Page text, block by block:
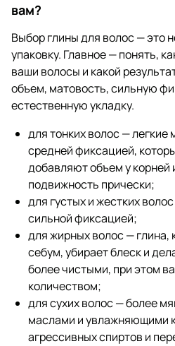
вам?
Выбор глины для волос — это
упаковку. Главное — понять,
ваши волосы и какой
объем, матовость, сильную
естественную укладку.
для тонких волос — легкие
средней фиксацией,
добавляют объем у корней
подвижность прически;
для густых и жестких
сильной фиксацией;
для жирных волос — глина,
себум, убирает блеск и
более чистыми, при этом
количеством;
для сухих волос — более
маслами и увлажняющими
агрессивных спиртов и